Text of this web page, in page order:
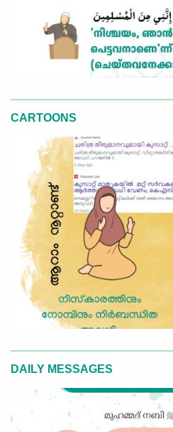
CARTOONS
DAILY MESSAGES